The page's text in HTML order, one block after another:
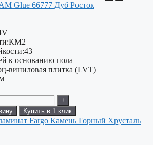
Glue 66777 Дуб Росток
КМ2
43
к основанию пола
виниловая плитка (LVT)
+
Купить в 1 клик